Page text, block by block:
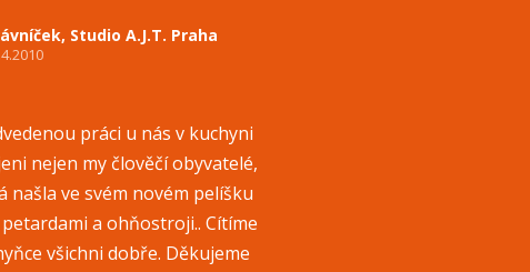
Studio A.J.T. Praha
práci u nás v kuchyni
nejen my člověčí obyvatelé,
našla ve svém novém pelíšku
a ohňostroji.. Cítíme
všichni dobře. Děkujeme